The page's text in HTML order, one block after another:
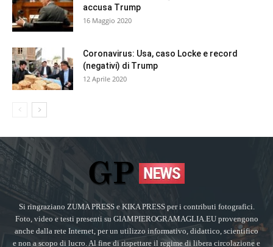
accusa Trump
16 Maggio 2020
Coronavirus: Usa, caso Locke e record
(negativi) di Trump
12 Aprile 2020
Si ringraziano ZUMA PRESS e KIKA PRESS per i contributi fotografici.
Foto, video e testi presenti su GIAMPIEROGRAMAGLIA.EU provengono
anche dalla rete Internet, per un utilizzo informativo, didattico, scientifico
e non a scopo di lucro. Al fine di rispettare il regime di libera circolazione e